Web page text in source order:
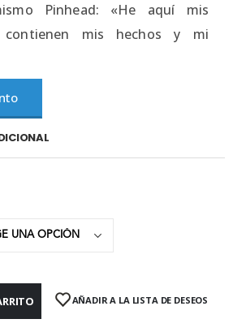
Pinhead: «He aquí mis
contienen mis hechos y mi
AÑADIR A LA LISTA DE DESEOS